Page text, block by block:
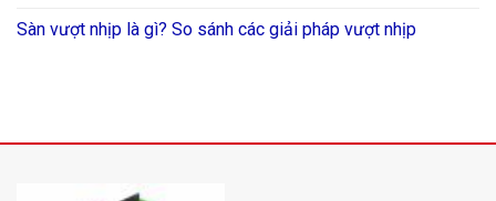
Sàn vượt nhịp là gì? So sánh các giải pháp vượt nhịp